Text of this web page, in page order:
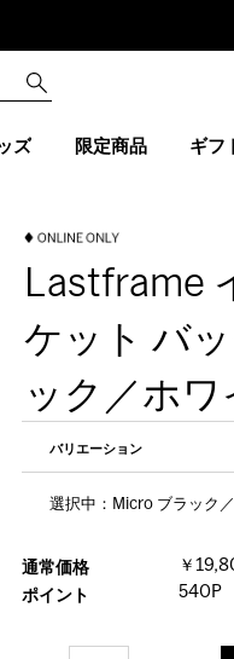
ズ 限定商品 ギフ
Lastframe
ケット バ
ック／ホワ
バリエーション
選択中：Micro ブラック
通常価格
￥
ポイント
540P